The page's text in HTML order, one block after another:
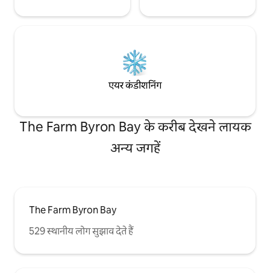
एयर कंडीशनिंग
The Farm Byron Bay के करीब देखने लायक
अन्य जगहें
The Farm Byron Bay
529 स्थानीय लोग सुझाव देते हैं